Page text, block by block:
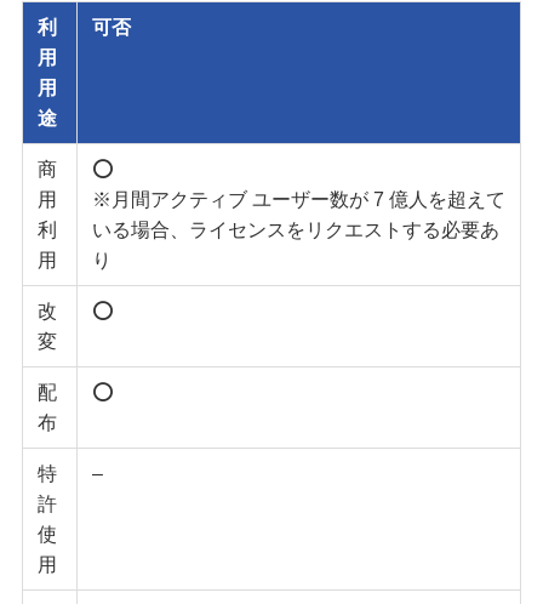
利
用
用
途
可否
商
用
利
用
⭕️
※月間アクティブ ユーザー数が 7 億人を超えて
いる場合、ライセンスをリクエストする必要あ
り
改
変
⭕️
配
布
⭕️
特
許
使
用
–